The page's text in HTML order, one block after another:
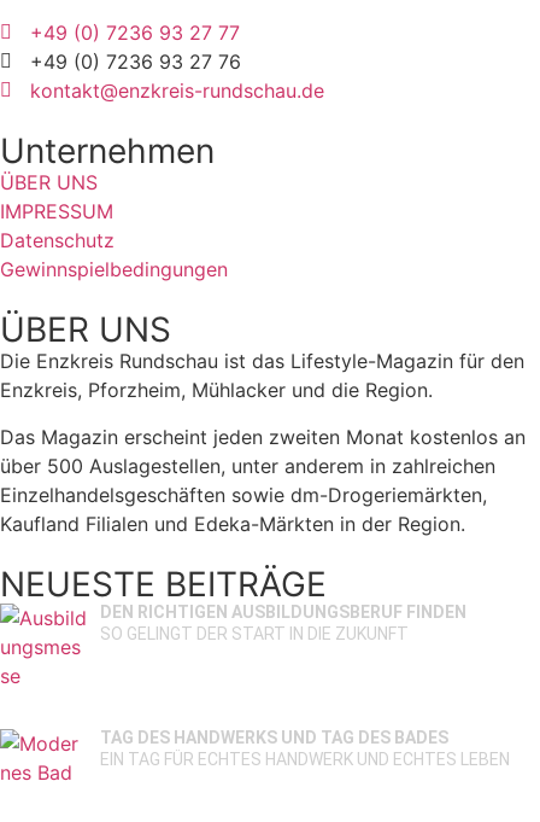
+49 (0) 7236 93 27 77
+49 (0) 7236 93 27 76
kontakt@enzkreis-rundschau.de
Unternehmen
ÜBER UNS
IMPRESSUM
Datenschutz
Gewinnspielbedingungen
ÜBER UNS
Die Enzkreis Rundschau ist das Lifestyle-Magazin für den
Enzkreis, Pforzheim, Mühlacker und die Region.
Das Magazin erscheint jeden zweiten Monat kostenlos an
über 500 Auslagestellen, unter anderem in zahlreichen
Einzelhandelsgeschäften sowie dm-Drogeriemärkten,
Kaufland Filialen und Edeka-Märkten in der Region.
NEUESTE BEITRÄGE
DEN RICHTIGEN AUSBILDUNGSBERUF FINDEN
SO GELINGT DER START IN DIE ZUKUNFT
TAG DES HANDWERKS UND TAG DES BADES
EIN TAG FÜR ECHTES HANDWERK UND ECHTES LEBEN